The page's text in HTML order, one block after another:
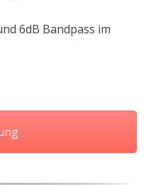
6dB Bandpass im